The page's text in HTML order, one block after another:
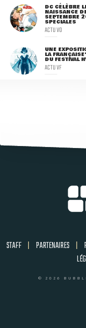
DC CÉLÈBRE
NAISSANCE
SEPTEMBRE
SPÉCIALES
ACTU VO
UNE
LA
DU FESTIVAL
ACTU VF
STAFF | PARTENAIRES |
© 2026